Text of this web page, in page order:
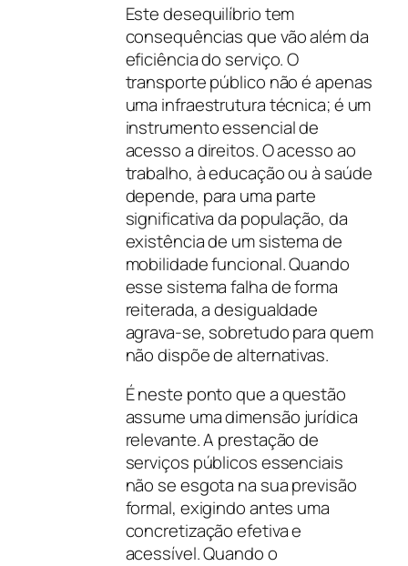
Este desequilíbrio tem
consequências que vão além da
eficiência do serviço. O
transporte público não é apenas
uma infraestrutura técnica; é um
instrumento essencial de
acesso a direitos. O acesso ao
trabalho, à educação ou à saúde
depende, para uma parte
significativa da população, da
existência de um sistema de
mobilidade funcional. Quando
esse sistema falha de forma
reiterada, a desigualdade
agrava-se, sobretudo para quem
não dispõe de alternativas.
É neste ponto que a questão
assume uma dimensão jurídica
relevante. A prestação de
serviços públicos essenciais
não se esgota na sua previsão
formal, exigindo antes uma
concretização efetiva e
acessível. Quando o